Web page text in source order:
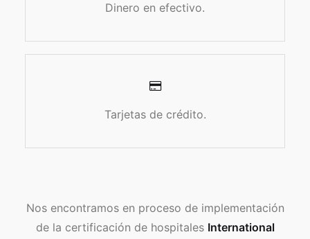
Dinero en efectivo.
Tarjetas de crédito.
Nos encontramos en proceso de implementación
de la certificación de hospitales International